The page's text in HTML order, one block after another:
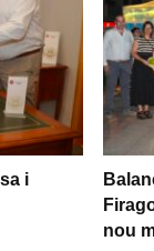
i
nou